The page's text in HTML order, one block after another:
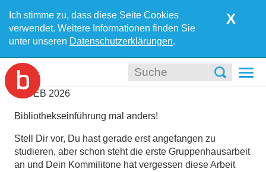
Ich stimme zu, dass diese Seite Cookies
verwendet. Weitere Informationen finden Sie
unter unseren Datenschutzerklärungen.
X
FEB 2026
Bibliothekseinführung mal anders!
Stell Dir vor, Du hast gerade erst angefangen zu
studieren, aber schon steht die erste Gruppenhausarbeit
an und Dein Kommilitone hat vergessen diese Arbeit